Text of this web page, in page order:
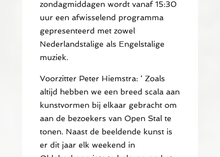
zondagmiddagen wordt vanaf 15:30
uur een afwisselend programma
gepresenteerd met zowel
Nederlandstalige als Engelstalige
muziek.
Voorzitter Peter Hiemstra: ‘ Zoals
altijd hebben we een breed scala aan
kunstvormen bij elkaar gebracht om
aan de bezoekers van Open Stal te
tonen. Naast de beeldende kunst is
er dit jaar elk weekend in